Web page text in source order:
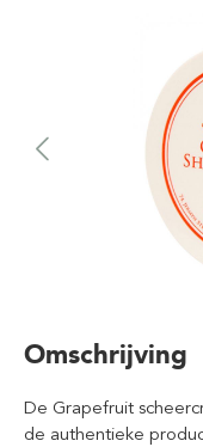
Omschrijving
De Grapefruit
de authentieke